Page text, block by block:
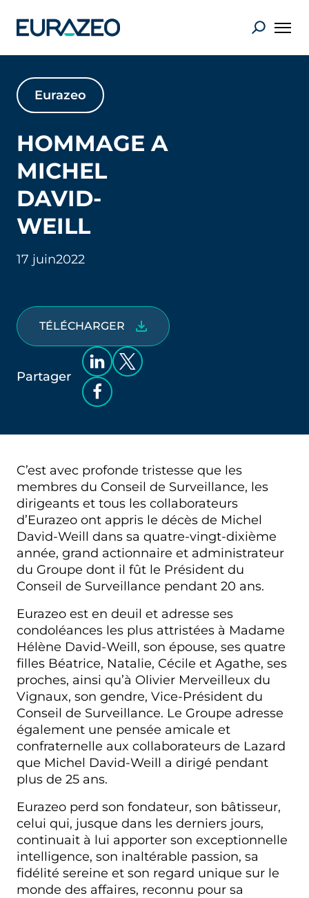
Eurazeo
HOMMAGE A
MICHEL
DAVID-
WEILL
17 juin2022
TÉLÉCHARGER
Partager
C’est avec profonde tristesse que les
membres du Conseil de Surveillance, les
dirigeants et tous les collaborateurs
d’Eurazeo ont appris le décès de Michel
David-Weill dans sa quatre-vingt-dixième
année, grand actionnaire et administrateur
du Groupe dont il fût le Président du
Conseil de Surveillance pendant 20 ans.
Eurazeo est en deuil et adresse ses
condoléances les plus attristées à Madame
Hélène David-Weill, son épouse, ses quatre
filles Béatrice, Natalie, Cécile et Agathe, ses
proches, ainsi qu’à Olivier Merveilleux du
Vignaux, son gendre, Vice-Président du
Conseil de Surveillance. Le Groupe adresse
également une pensée amicale et
confraternelle aux collaborateurs de Lazard
que Michel David-Weill a dirigé pendant
plus de 25 ans.
Eurazeo perd son fondateur, son bâtisseur,
celui qui, jusque dans les derniers jours,
continuait à lui apporter son exceptionnelle
intelligence, son inaltérable passion, sa
fidélité sereine et son regard unique sur le
monde des affaires, reconnu pour sa